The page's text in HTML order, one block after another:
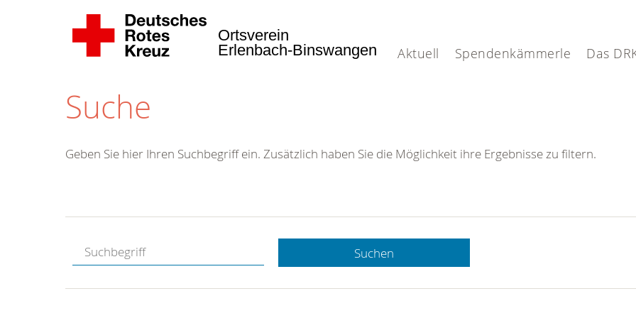
Aktuell Spendenkämmerle Das
Ortsverein
Erlenbach-Binswangen
Suche
Hotline.
gerne.
Geben Sie hier Ihren Suchbegriff ein. Zusätzlich haben Sie die Möglichkeit ihre Ergebnisse zu filtern.
Suchen